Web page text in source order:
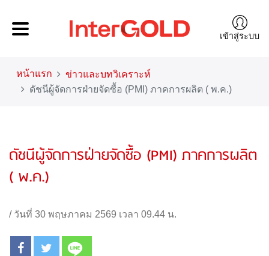
เข้าสู่ระบบ
หน้าแรก
ข่าวและบทวิเคราะห์
ดัชนีผู้จัดการฝ่ายจัดซื้อ (PMI) ภาคการผลิต ( พ.ค.)
ดัชนีผู้จัดการฝ่ายจัดซื้อ (PMI) ภาคการผลิต
( พ.ค.)
/ วันที่ 30 พฤษภาคม 2569 เวลา 09.44 น.